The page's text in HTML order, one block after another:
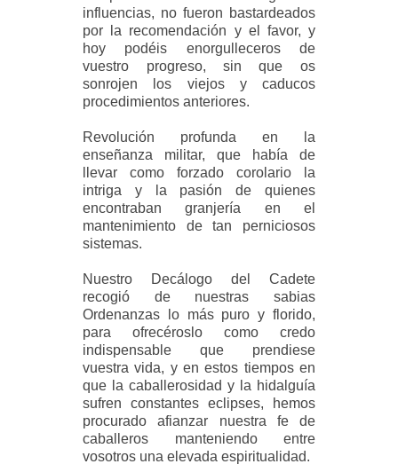
influencias, no fueron bastardeados
por la recomendación y el favor, y
hoy podéis enorgulleceros de
vuestro progreso, sin que os
sonrojen los viejos y caducos
procedimientos anteriores.
Revolución profunda en la
enseñanza militar, que había de
llevar como forzado corolario la
intriga y la pasión de quienes
encontraban granjería en el
mantenimiento de tan perniciosos
sistemas.
Nuestro Decálogo del Cadete
recogió de nuestras sabias
Ordenanzas lo más puro y florido,
para ofrecéroslo como credo
indispensable que prendiese
vuestra vida, y en estos tiempos en
que la caballerosidad y la hidalguía
sufren constantes eclipses, hemos
procurado afianzar nuestra fe de
caballeros manteniendo entre
vosotros una elevada espiritualidad.